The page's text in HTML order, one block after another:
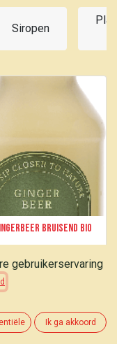
Siropen
bruisend bio
2,15€
gebruikerservaring
Ik ga akkoord